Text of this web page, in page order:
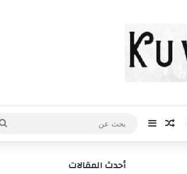
مقال عشوائي
إضافة عمود جانبي
أحدث المقالات